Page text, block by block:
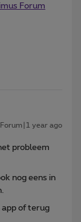
Forum
year ago
probleem
nog eens in
app of terug